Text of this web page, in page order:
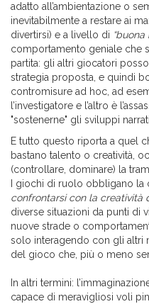
adatto all’ambientazione o
inevitabilmente a restare ai
divertirsi) e a livello di “buona
comportamento geniale che
partita: gli altri giocatori
strategia proposta, e quindi
contromisure ad hoc, ad
l’investigatore e l’altro è
"sostenerne" gli sviluppi
E tutto questo riporta a quel
bastano talento o creatività,
(controllare, dominare) la
I giochi di ruolo obbligano la
confrontarsi con la creatività
diverse situazioni da punti di
nuove strade o
solo interagendo con gli altri
del gioco che, più o meno
In altri termini:
capace di meravigliosi voli